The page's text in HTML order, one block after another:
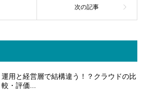
運用と経営層で結構違う！？クラウドの比
較・評価...